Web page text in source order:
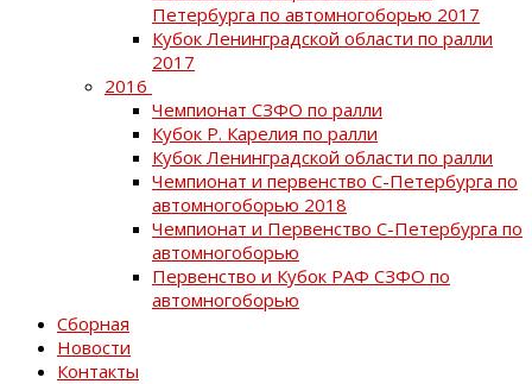
Петербурга по автомногоборью 2017
Кубок Ленинградской области по ралли
2017
2016
Чемпионат СЗФО по ралли
Кубок Р. Карелия по ралли
Кубок Ленинградской области по ралли
Чемпионат и первенство С-Петербурга по
автомногоборью 2018
Чемпионат и Первенство С-Петербурга по
автомногоборью
Первенство и Кубок РАФ СЗФО по
автомногоборью
Сборная
Новости
Контакты